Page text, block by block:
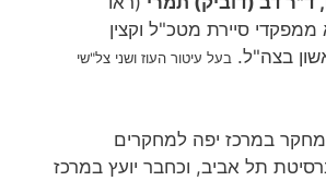
סיירת מטכ"ל וקצין
בצה"ל. בעל עיטור העוז ושני צל"שי
במרכז יפה למחקרים
תל אביב, וכחבר יועץ במרכז